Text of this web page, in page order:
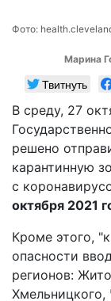
Фото:
Марина
Твитнуть
В среду, 27
решено
карантинную
с
октября 2021
Кроме этого,
опасности
регионов:
Хмельницкого,